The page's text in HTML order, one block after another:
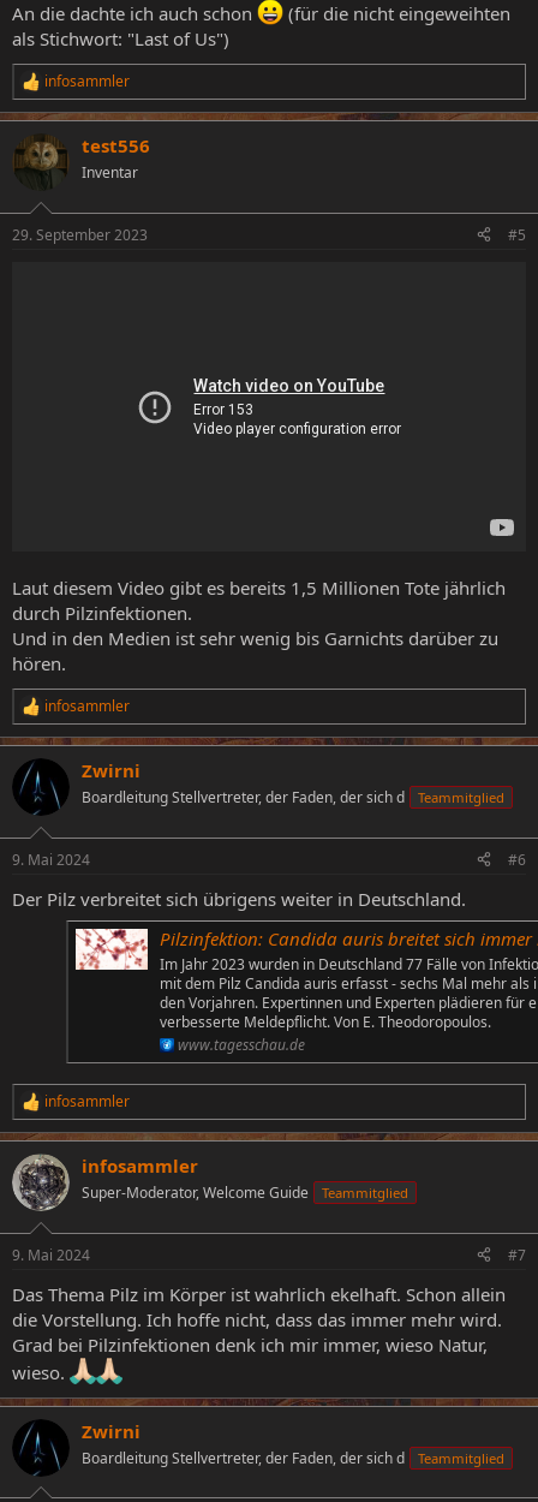
An die dachte ich auch schon
(für die nicht eingeweihten
als Stichwort: "Last of Us")
R
e
a
k
t
i
e
infosammler
test556
Inventar
29. September 2023 #5
Laut diesem Video gibt es bereits 1,5 Millionen Tote jährlich
durch Pilzinfektionen.
Und in den Medien ist sehr wenig bis Garnichts darüber zu
hören.
R
e
a
k
t
i
e
:
infosammler
Zwirni
Boardleitung Stellvertreter, der Faden, der sich d Teammitglied
9. Mai 2024 #6
Der Pilz verbreitet sich übrigens weiter in Deutschland.
Pilzinfektion: Candida auris breitet sich immer mehr
Im Jahr 2023 wurden in Deutschland 77 Fälle von
mit dem Pilz Candida auris erfasst - sechs Mal mehr als
den Vorjahren. Expertinnen und Experten plädieren für
verbesserte Meldepflicht. Von E. Theodoropoulos.
www.tagesschau.de
R
e
a
k
t
i
e
:
infosammler
infosammler
Super-Moderator, Welcome Guide Teammitglied
9. Mai 2024 #7
Das Thema Pilz im Körper ist wahrlich ekelhaft. Schon allein
die Vorstellung. Ich hoffe nicht, dass das immer mehr wird.
Grad bei Pilzinfektionen denk ich mir immer, wieso Natur,
wieso.
Zwirni
Boardleitung Stellvertreter, der Faden, der sich d Teammitglied